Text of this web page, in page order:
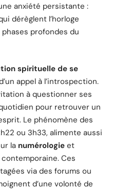
anxiété persistante :
dérèglent l’horloge
profondes du
spirituelle de se
appel à l’introspection.
à questionner ses
pour retrouver un
Le phénomène des
ou 3h33, alimente aussi
la numérologie et
Ces
via des forums ou
d’une volonté de